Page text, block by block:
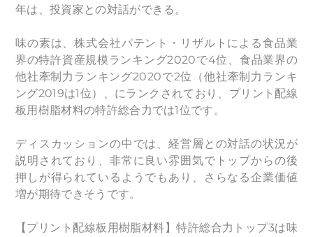
年は、投資家との対話ができる。
味の素は、株式会社パテント・リザルトによる食品業
界の特許資産規模ランキング2020で4位、食品業界の
他社牽制力ランキング2020で2位（他社牽制力ランキ
ング2019は1位）、にランクされており、プリント配線
板用樹脂材料の特許総合力では1位です。
ディスカッションの中では、経営層との対話の状況が
説明されており、非常に良い雰囲気でトップからの後
押しが得られているようでもあり、さらなる企業価値
増が期待できそうです。
【プリント配線板用樹脂材料】特許総合力トップ3は味